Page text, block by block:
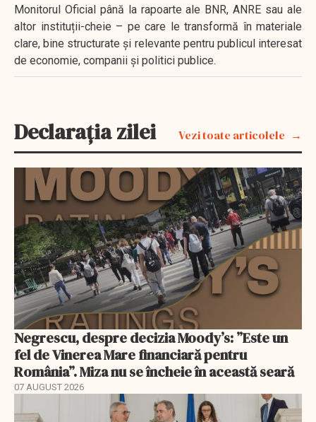
Monitorul Oficial până la rapoarte ale BNR, ANRE sau ale
altor instituții-cheie – pe care le transformă în materiale
clare, bine structurate și relevante pentru publicul interesat
de economie, companii și politici publice.
Declarația zilei Vezi toate articolele
Negrescu, despre decizia Moody’s: ”Este un
fel de Vinerea Mare financiară pentru
România”. Miza nu se încheie în această seară
07 AUGUST 2026